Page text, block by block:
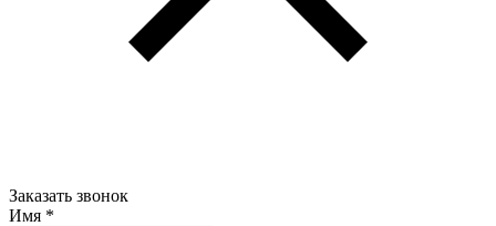
Заказать звонок
Имя *